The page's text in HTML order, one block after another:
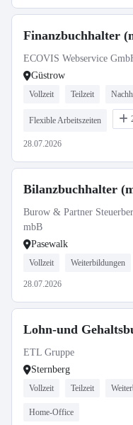
Finanzbuchhalter
ECOVIS Webservice
Güstrow
Vollzeit Teilzeit
Flexible Arbeitszeiten
28.07.2026
Bilanzbuchhalter
Burow & Partner
mbB
Pasewalk
Vollzeit Weiterbildungen
28.07.2026
Lohn-und
ETL Gruppe
Sternberg
Vollzeit Teilzeit
Home-Office